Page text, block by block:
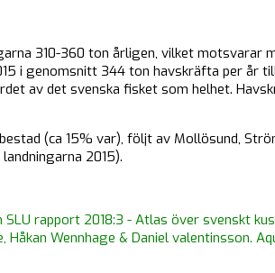
310-360 ton årligen, vilket motsvarar
i genomsnitt 344 ton havskräfta per år
av det svenska fisket som helhet.
(ca 15% var), följt av Mollösund,
2015).
rapport 2018:3 - Atlas över svenskt
Wennhage & Daniel valentinsson.